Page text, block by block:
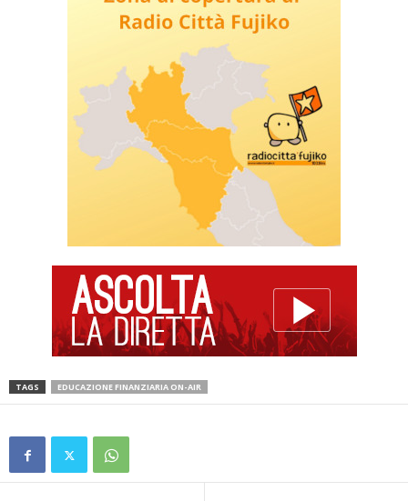
TAGS EDUCAZIONE FINANZIARIA ON-AIR